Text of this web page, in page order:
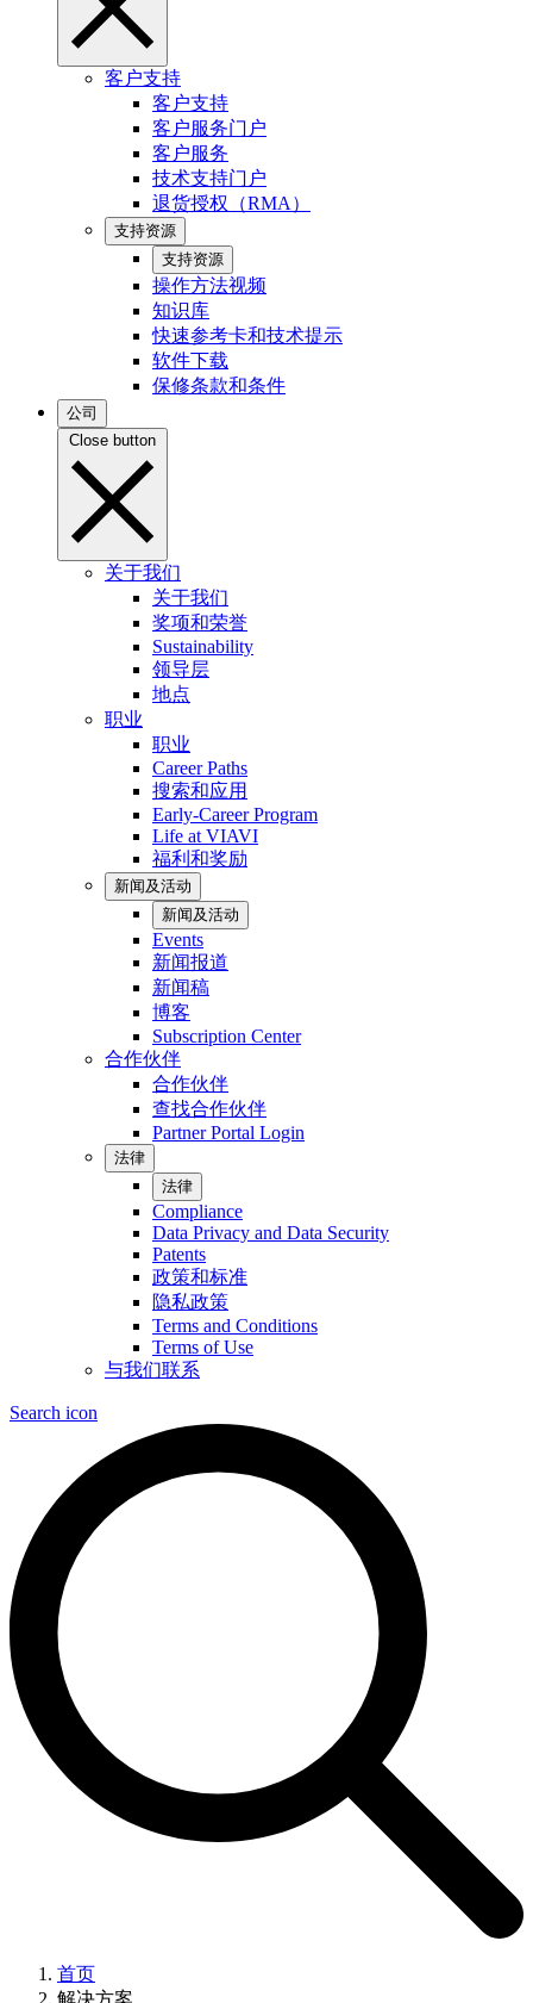
客户支持
客户支持
客户服务门户
客户服务
技术支持门户
退货授权（RMA）
支持资源
支持资源
操作方法视频
知识库
快速参考卡和技术提示
软件下载
保修条款和条件
公司
Close button
关于我们
关于我们
奖项和荣誉
Sustainability
领导层
地点
职业
职业
Career Paths
搜索和应用
Early-Career Program
Life at VIAVI
福利和奖励
新闻及活动
新闻及活动
Events
新闻报道
新闻稿
博客
Subscription Center
合作伙伴
合作伙伴
查找合作伙伴
Partner Portal Login
法律
法律
Compliance
Data Privacy and Data Security
Patents
政策和标准
隐私政策
Terms and Conditions
Terms of Use
与我们联系
Search icon
首页